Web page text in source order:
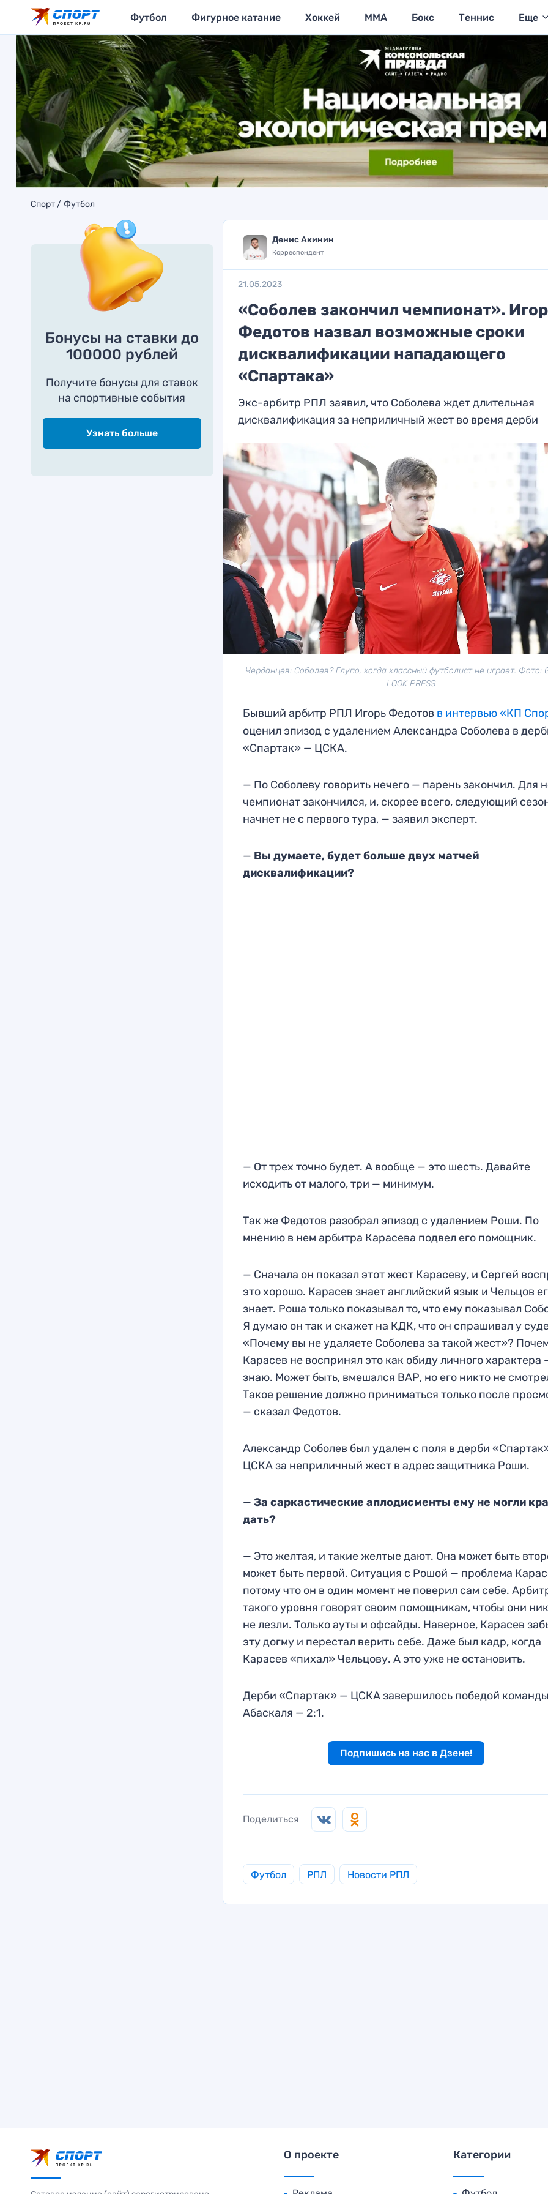
Футбол Фигурное катание Хоккей MMA Бокс Теннис Еще
Спорт Футбол
Бонусы на ставки до
100000 рублей
Получите бонусы для ставок
на спортивные события
Узнать больше
Денис Акинин
Корреспондент
21.05.2023
«Соболев закончил чемпионат».
Федотов назвал возможные сроки
дисквалификации нападающего
«Спартака»
Экс-арбитр РПЛ заявил, что Соболева ждет длительная
дисквалификация за неприличный жест во время дерби
Черданцев: Соболев? Глупо, когда классный футболист не играет. Фото:
LOOK PRESS
Бывший арбитр РПЛ Игорь Федотов в интервью «КП
оценил эпизод с удалением Александра Соболева в
«Спартак» — ЦСКА.
— По Соболеву говорить нечего — парень закончил. Для
чемпионат закончился, и, скорее всего, следующий
начнет не с первого тура, — заявил эксперт.
— Вы думаете, будет больше двух матчей
дисквалификации?
— От трех точно будет. А вообще — это шесть. Давайте
исходить от малого, три — минимум.
Так же Федотов разобрал эпизод с удалением Роши. По
мнению в нем арбитра Карасева подвел его помощник.
— Сначала он показал этот жест Карасеву, и Сергей
это хорошо. Карасев знает английский язык и Чельцов
знает. Роша только показывал то, что ему показывал
Я думаю он так и скажет на КДК, что он спрашивал у
«Почему вы не удаляете Соболева за такой жест»?
Карасев не воспринял это как обиду личного характера
знаю. Может быть, вмешался ВАР, но его никто не
Такое решение должно приниматься только после
— сказал Федотов.
Александр Соболев был удален с поля в дерби
ЦСКА за неприличный жест в адрес защитника Роши.
—За саркастические аплодисменты ему не могли
дать?
— Это желтая, и такие желтые дают. Она может быть
может быть первой. Ситуация с Рошой — проблема
потому что он в один момент не поверил сам себе.
такого уровня говорят своим помощникам, чтобы они
не лезли. Только ауты и офсайды. Наверное, Карасев
эту догму и перестал верить себе. Даже был кадр, когда
Карасев «пихал» Чельцову. А это уже не остановить.
Дерби «Спартак» — ЦСКА завершилось победой
Абаскаля — 2:1.
Подпишись на нас в Дзене!
Поделиться
Футбол РПЛ Новости РПЛ
О проекте Категории